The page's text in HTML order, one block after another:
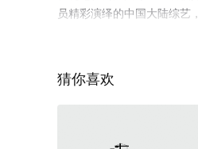
员精彩演绎的中国大陆综艺
猜你喜欢